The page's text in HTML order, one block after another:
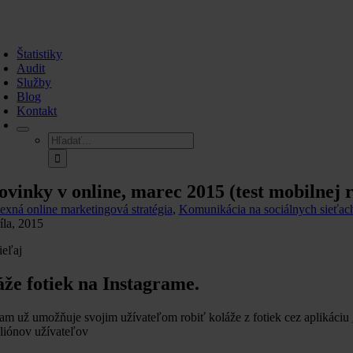
Štatistiky
Audit
Služby
Blog
Kontakt
Hľadať:
v online, marec 2015 (test mobilnej
online marketingová stratégia, Komunikácia na sociálnych
2015
fotiek na Instagrame.
už umožňuje svojim užívateľom robiť koláže z fotiek cez aplikáciu
užívateľov